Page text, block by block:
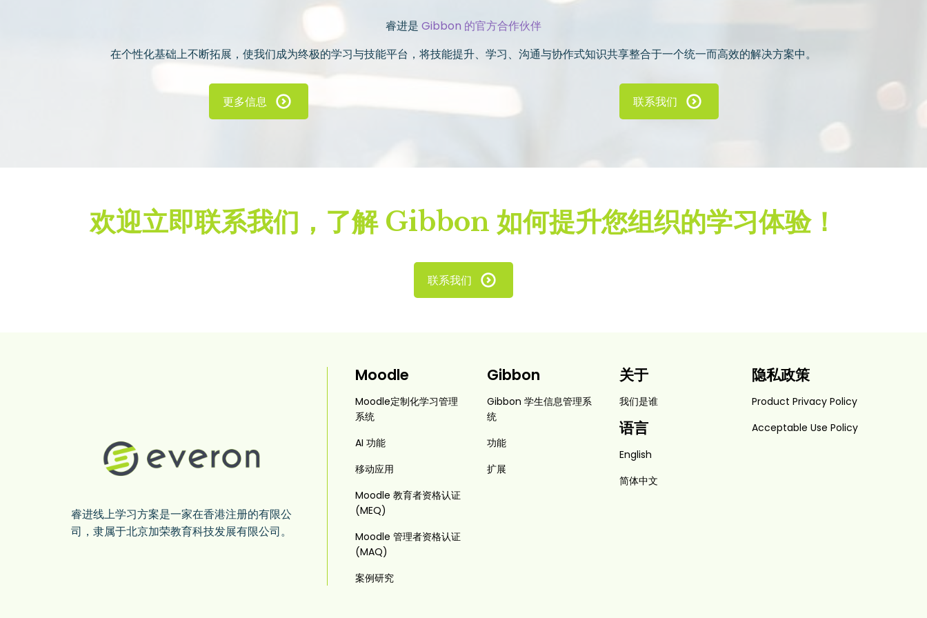
睿进是 Gibbon 的官方合作伙伴
在个性化基础上不断拓展，使我们成为终极的学习与技能平台，将技能提升、学习、沟通与协作式知识共享整合于一个统一而高效的解决方案中。
更多信息 联系我们
欢迎立即联系我们，了解 Gibbon 如何提升您组织的学习体验！
联系我们
睿进线上学习方案是一家在香港注册的有限公
司，隶属于北京加荣教育科技发展有限公司。
Moodle
Moodle定制化学习管理
系统
AI 功能
移动应用
Moodle 教育者资格认证
(MEQ)
Moodle 管理者资格认证
(MAQ)
案例研究
Gibbon
Gibbon 学生信息管理系
统
功能
扩展
关于
我们是谁
语言
English
简体中文
隐私政策
Product Privacy Policy
Acceptable Use Policy